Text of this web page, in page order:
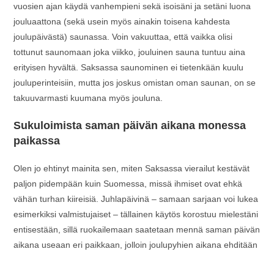
vuosien ajan käydä vanhempieni sekä isoisäni ja setäni luona
jouluaattona (sekä usein myös ainakin toisena kahdesta
joulupäivästä) saunassa. Voin vakuuttaa, että vaikka olisi
tottunut saunomaan joka viikko, jouluinen sauna tuntuu aina
erityisen hyvältä. Saksassa saunominen ei tietenkään kuulu
jouluperinteisiin, mutta jos joskus omistan oman saunan, on se
takuuvarmasti kuumana myös jouluna.
Sukuloimista saman päivän aikana monessa
paikassa
Olen jo ehtinyt mainita sen, miten Saksassa vierailut kestävät
paljon pidempään kuin Suomessa, missä ihmiset ovat ehkä
vähän turhan kiireisiä. Juhlapäivinä – samaan sarjaan voi lukea
esimerkiksi valmistujaiset – tällainen käytös korostuu mielestäni
entisestään, sillä ruokailemaan saatetaan mennä saman päivän
aikana useaan eri paikkaan, jolloin joulupyhien aikana ehditään